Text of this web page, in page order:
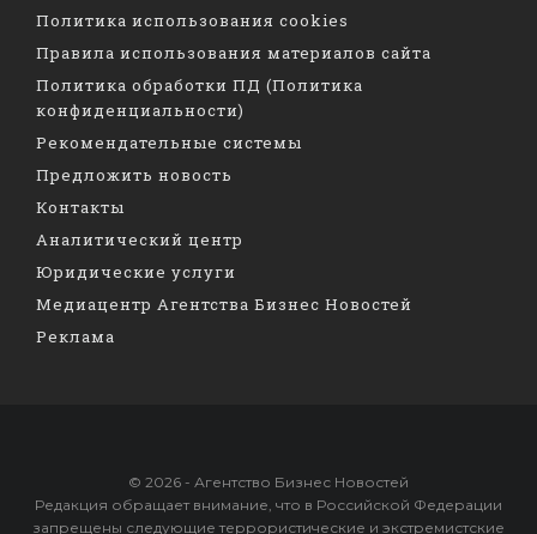
Политика использования cookies
Правила использования материалов сайта
Политика обработки ПД (Политика
конфиденциальности)
Рекомендательные системы
Предложить новость
Контакты
Аналитический центр
Юридические услуги
Медиацентр Агентства Бизнес Новостей
Реклама
© 2026 - Агентство Бизнес Новостей
Редакция обращает внимание, что в Российской Федерации
запрещены следующие террористические и экстремистские